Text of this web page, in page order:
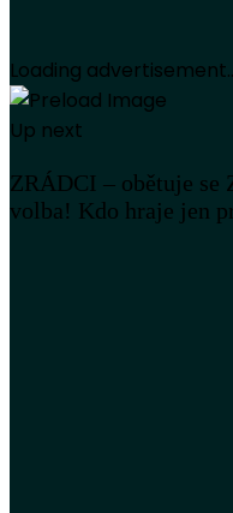
Loading
Up next
ZRÁDCI – obětuje se
volba! Kdo hraje jen